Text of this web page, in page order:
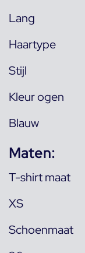
Lang
Haartype
Stijl
Kleur ogen
Blauw
Maten:
T-shirt maat
XS
Schoenmaat